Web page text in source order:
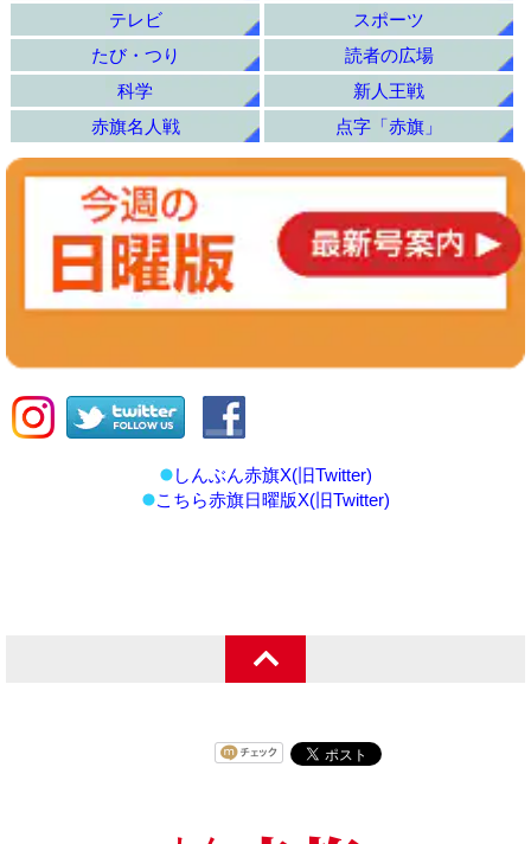
テレビ
スポーツ
たび・つり
読者の広場
科学
新人王戦
赤旗名人戦
点字「赤旗」
しんぶん赤旗X(旧Twitter)
こちら赤旗日曜版X(旧Twitter)